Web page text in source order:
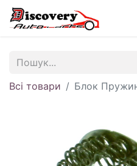
Всі товари Блок